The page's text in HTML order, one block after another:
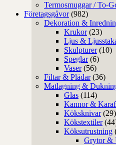
Termosmuggar / To-
Företagsgåvor (982)
Dekoration &
Krukor (23)
Ljus &
Skulpturer (10)
Speglar (6)
Vaser (56)
Filtar & Plädar (36)
Matlagning &
Glas (114)
Kannor &
Köksknivar (29)
Kökstextiler
Köksutrustning
Grytor &